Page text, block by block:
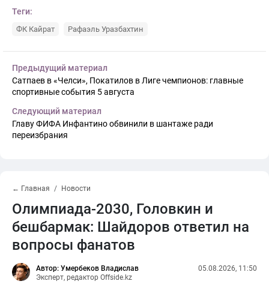
Теги:
ФК Кайрат Рафаэль Уразбахтин
Предыдущий материал
Сатпаев в «Челси», Покатилов в Лиге чемпионов: главные
спортивные события 5 августа
Следующий материал
Главу ФИФА Инфантино обвинили в шантаже ради
переизбрания
← Главная Новости
Олимпиада-2030, Головкин и
бешбармак: Шайдоров ответил на
вопросы фанатов
Автор: Умербеков Владислав
Эксперт, редактор Offside.kz
05.08.2026, 11:50